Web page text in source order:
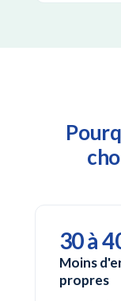
30 à
Moins
propres